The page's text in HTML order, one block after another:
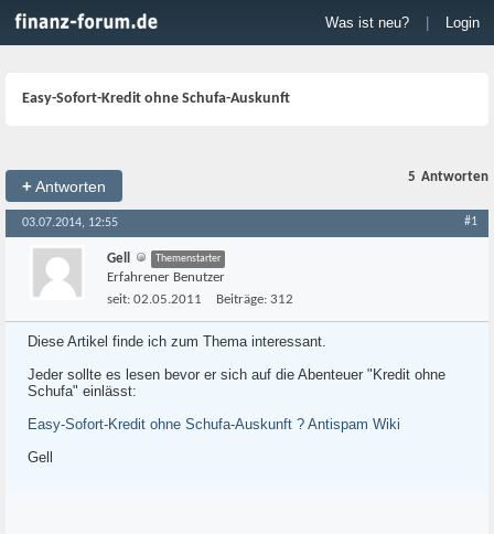
Was ist neu? Login
Easy-Sofort-Kredit ohne Schufa-Auskunft
+Antworten
5 Antworten
03.07.2014, 12:55 #1
Gell Themenstarter
Erfahrener Benutzer
seit: 02.05.2011 Beiträge: 312
Diese Artikel finde ich zum Thema interessant.
Jeder sollte es lesen bevor er sich auf die Abenteuer "Kredit ohne
Schufa" einlässt:
Easy-Sofort-Kredit ohne Schufa-Auskunft ? Antispam Wiki
Gell